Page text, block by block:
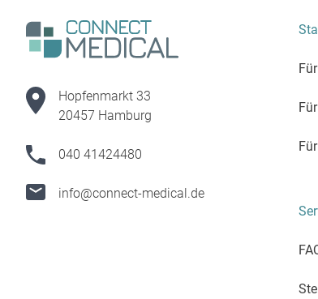
Hopfenmarkt 33
20457 Hamburg
040 41424480
info@connect-medical.de